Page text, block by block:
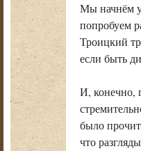
Мы начнём у
попробуем
Троицкий
если быть
И, конечно,
было
что